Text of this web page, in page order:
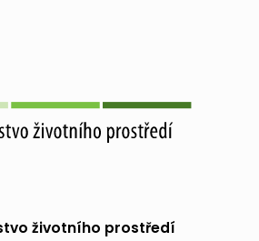
životního prostředí